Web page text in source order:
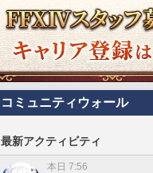
コミュニティウォール
最新アクティビティ
本日 7:56